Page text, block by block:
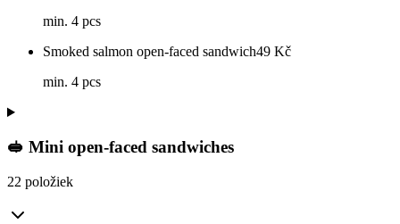
min. 4 pcs
Smoked salmon open-faced sandwich49 Kč
min. 4 pcs
🥪 Mini open-faced sandwiches
22 položiek